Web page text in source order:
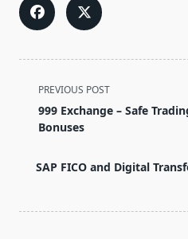
<span
class="nav-
subtitle
reader-
PREVIOUS POST
999 Exchange – Safe
Bonuses
SAP FICO and Digital